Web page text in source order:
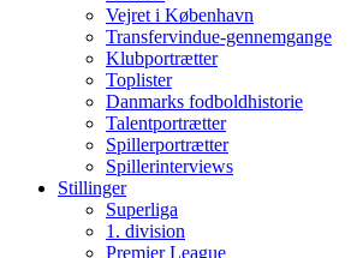
Vejret i København
Transfervindue-gennemgange
Klubportrætter
Toplister
Danmarks fodboldhistorie
Talentportrætter
Spillerportrætter
Spillerinterviews
Stillinger
Superliga
1. division
Premier League